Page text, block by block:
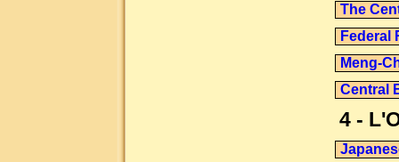
The
Federal
Meng-
Central
4 -